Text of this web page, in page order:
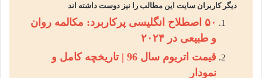
دیگر کاربران سایت این مطالب را نیز دوست داشته اند
۵۰ اصطلاح انگلیسی پرکاربرد: مکالمه روان
و طبیعی در ۲۰۲۴
قیمت اتریوم سال 96 | تاریخچه کامل و
نمودار